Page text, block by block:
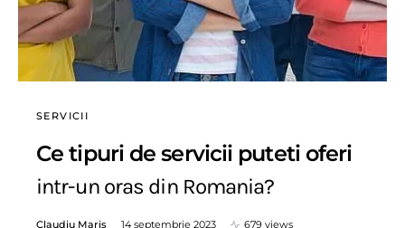
SERVICII
Ce tipuri de servicii puteti oferi
intr-un oras din Romania?
Claudiu Maris 14 septembrie 2023 679 views